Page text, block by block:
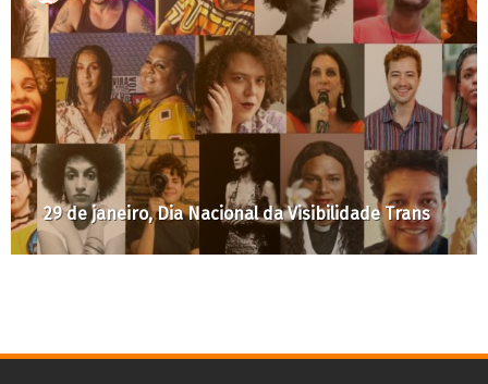
29 de janeiro, Dia Nacional da Visibilidade Trans